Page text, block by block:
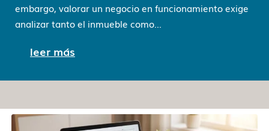
embargo, valorar un negocio en funcionamiento exige
analizar tanto el inmueble como...
leer más